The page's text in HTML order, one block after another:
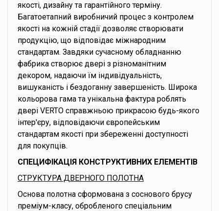
якості, дизайну та гарантійного терміну.
Багатоетапний виробничий процес з контролем
якості на кожній стадії дозволяє створювати
продукцію, що відповідає міжнародним
стандартам. Завдяки сучасному обладнанню
фабрика створює двері з різноманітним
декором, надаючи їм індивідуальність,
вишуканість і бездоганну завершеність. Широка
кольорова гама та унікальна фактура роблять
двері VERTO справжньою прикрасою будь-якого
інтер'єру, відповідаючи європейським
стандартам якості при збереженні доступності
для покупців.
СПЕЦИФІКАЦІЯ КОНСТРУКТИВНИХ ЕЛЕМЕНТІВ
СТРУКТУРА ДВЕРНОГО ПОЛОТНА
Основа полотна сформована з соснового брусу
преміум-класу, обробленого спеціальним